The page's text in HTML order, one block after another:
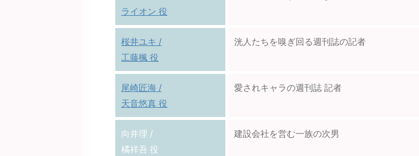
ライオン 役
桜井ユキ /
工藤楓 役
洸人たちを嗅ぎ回る週刊誌の記者
尾崎匠海 /
天音悠真 役
愛されキャラの週刊誌 記者
向井理 /
橘祥吾 役
建設会社を営む一族の次男